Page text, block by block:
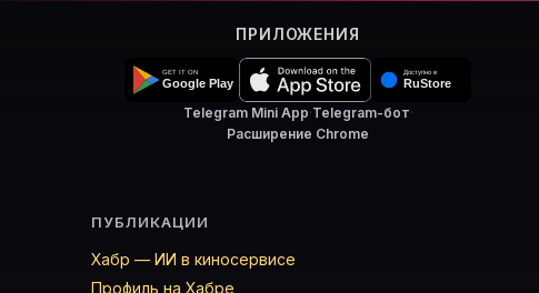
ПРИЛОЖЕНИЯ
Telegram Mini App·Telegram-бот·
Расширение Chrome
ПУБЛИКАЦИИ
Хабр — ИИ в киносервисе
Профиль на Хабре